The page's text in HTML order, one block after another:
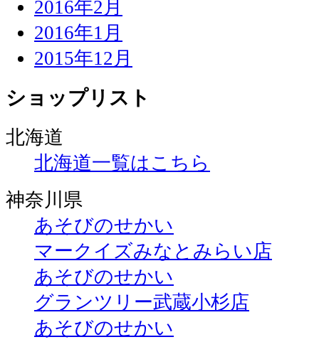
2016年2月
2016年1月
2015年12月
ショップリスト
北海道
北海道一覧はこちら
神奈川県
あそびのせかい
マークイズみなとみらい店
あそびのせかい
グランツリー武蔵小杉店
あそびのせかい